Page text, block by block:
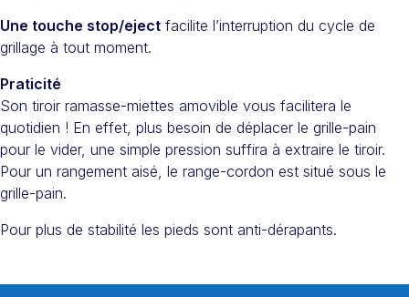
Une touche stop/eject facilite l’interruption du cycle de
grillage à tout moment.
Praticité
Son tiroir ramasse-miettes amovible vous facilitera le
quotidien ! En effet, plus besoin de déplacer le grille-pain
pour le vider, une simple pression suffira à extraire le tiroir.
Pour un rangement aisé, le range-cordon est situé sous le
grille-pain.
Pour plus de stabilité les pieds sont anti-dérapants.